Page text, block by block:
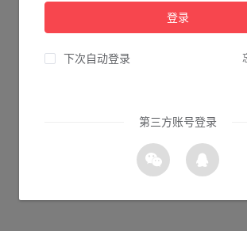
登录
下次自动登录
第三方账号登录